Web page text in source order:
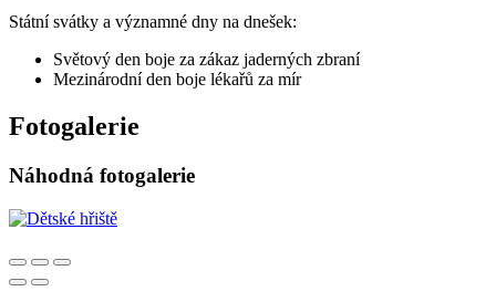
Státní svátky a významné dny na dnešek:
Světový den boje za zákaz jaderných zbraní
Mezinárodní den boje lékařů za mír
Fotogalerie
Náhodná fotogalerie